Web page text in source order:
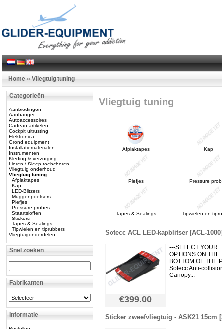
Home » Vliegtuig tuning
Categorieën
Aanbiedingen
Aanhanger
Autoaccessoires
Cadeau artikelen
Cockpit uitrusting
Elektronica
Grond equipment
Installatiematerialen
Instrumenten
Kleding & verzorging
Lieren / Sleep toebehoren
Vliegtuig onderhoud
Vliegtuig tuning
Afplaktapes
Kap
LED-Blitzers
Muggenpoetsers
Piefjes
Pressure probes
Staartsloffen
Stickers
Tapes & Sealings
Tipwielen en tiprubbers
Vliegtuigonderdelen
Snel zoeken
Fabrikanten
Informatie
Vliegtuig tuning
Afplaktapes Kap
Piefjes Pressure
Tapes & Sealings Tipwielen en
Sotecc ACL LED-kapblitser [ACL-1000]
---SELECT YOUR
OPTIONS ON THE
BOTTOM OF THE
Sotecc Anti-
Canopy...
€399.00
Sticker zweefvliegtuig - ASK21 15cm